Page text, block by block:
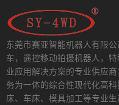
东莞市赛亚智能机器人有限
车，遥控移动拍摄机器人，
业应用解决方案的专业供应
务为一体的综合性现代化高
床、车床、模具加工等专业